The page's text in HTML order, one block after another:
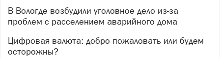
В Вологде возбудили уголовное дело из-за
проблем с расселением аварийного дома
Цифровая валюта: добро пожаловать или будем
осторожны?